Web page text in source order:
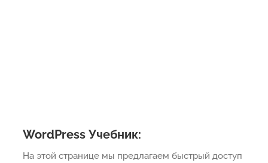
WordPress Учебник:
На этой странице мы предлагаем быстрый доступ